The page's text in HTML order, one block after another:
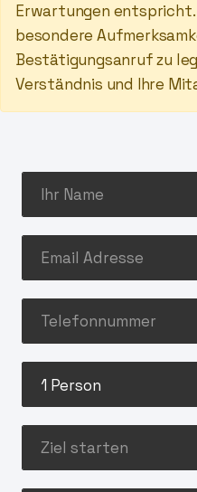
Erwartungen
besondere
Bestätigungsanruf zu
Verständnis und Ihre
1 Person